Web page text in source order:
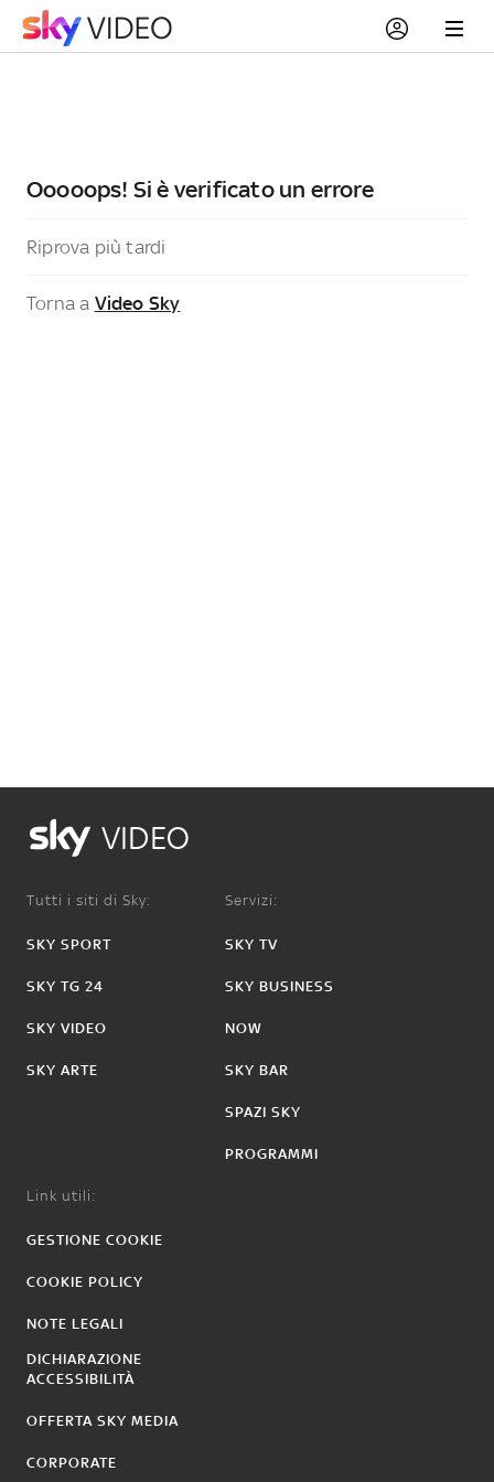
Ooooops! Si è verificato un errore
Riprova più tardi
Torna a Video Sky
VIDEO
Tutti i siti di Sky:
SKY SPORT
SKY TG 24
SKY VIDEO
SKY ARTE
Servizi:
SKY TV
SKY BUSINESS
NOW
SKY BAR
SPAZI SKY
PROGRAMMI
Link utili:
GESTIONE COOKIE
COOKIE POLICY
NOTE LEGALI
DICHIARAZIONE
ACCESSIBILITÀ
OFFERTA SKY MEDIA
CORPORATE